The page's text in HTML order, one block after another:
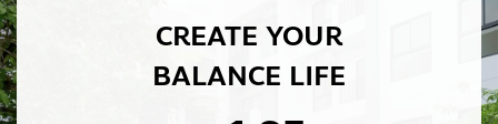
CREATE YOUR
BALANCE LIFE